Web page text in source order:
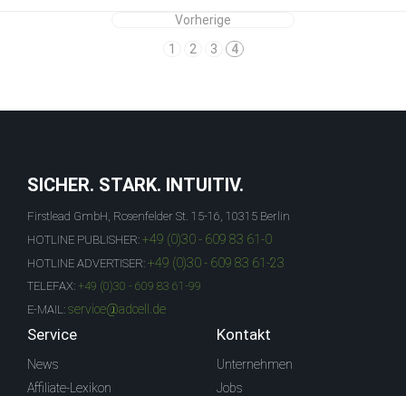
Vorherige
1
2 3 4
SICHER. STARK. INTUITIV.
Firstlead GmbH, Rosenfelder St. 15-16, 10315 Berlin
HOTLINE PUBLISHER: +49 (0)30 - 609 83 61-0
HOTLINE ADVERTISER: +49 (0)30 - 609 83 61-23
TELEFAX: +49 (0)30 - 609 83 61-99
E-MAIL: service@adcell.de
Service
News
Affiliate-Lexikon
Kontakt
Unternehmen
Jobs